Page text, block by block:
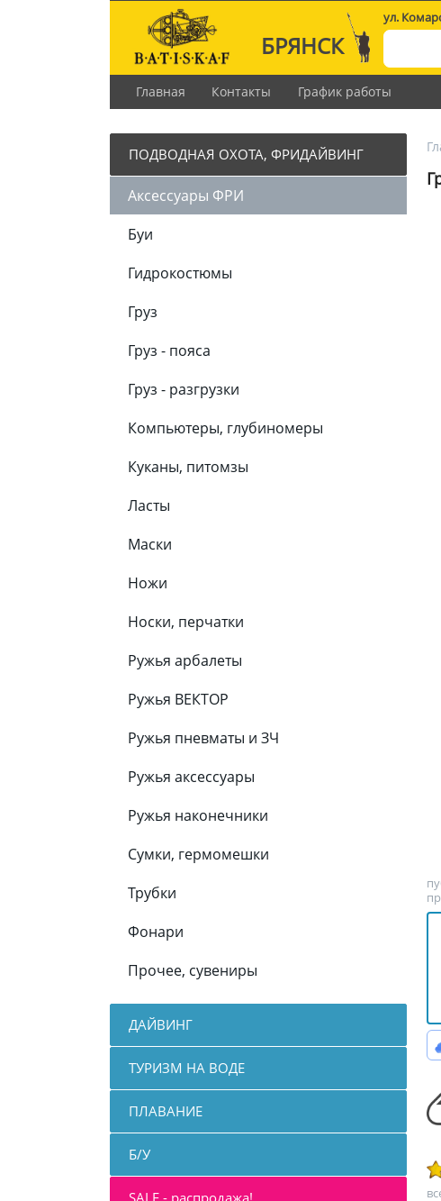
БРЯНСК
ул.
Главная Контакты График работы
ПОДВОДНАЯ ОХОТА, ФРИДАЙВИНГ
Аксессуары ФРИ
Буи
Гидрокостюмы
Груз
Груз - пояса
Груз - разгрузки
Компьютеры, глубиномеры
Куканы, питомзы
Ласты
Маски
Ножи
Носки, перчатки
Ружья арбалеты
Ружья ВЕКТОР
Ружья пневматы и ЗЧ
Ружья аксессуары
Ружья наконечники
Сумки, гермомешки
Трубки
Фонари
Прочее, сувениры
ДАЙВИНГ
ТУРИЗМ НА ВОДЕ
ПЛАВАНИЕ
Б/У
SALE - распродажа!